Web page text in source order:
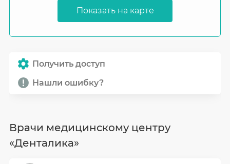
Показать на карте
Получить доступ
Нашли ошибку?
Врачи медицинскому центру
«Денталика»